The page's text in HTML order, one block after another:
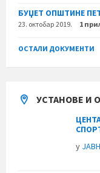
БУЏЕТ ОПШТИНЕ
23. октобар 2019. 1
ОСТАЛИ ДОКУМЕНТИ
УСТАНОВЕ И
у